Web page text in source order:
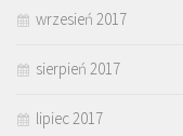
wrzesień 2017
sierpień 2017
lipiec 2017